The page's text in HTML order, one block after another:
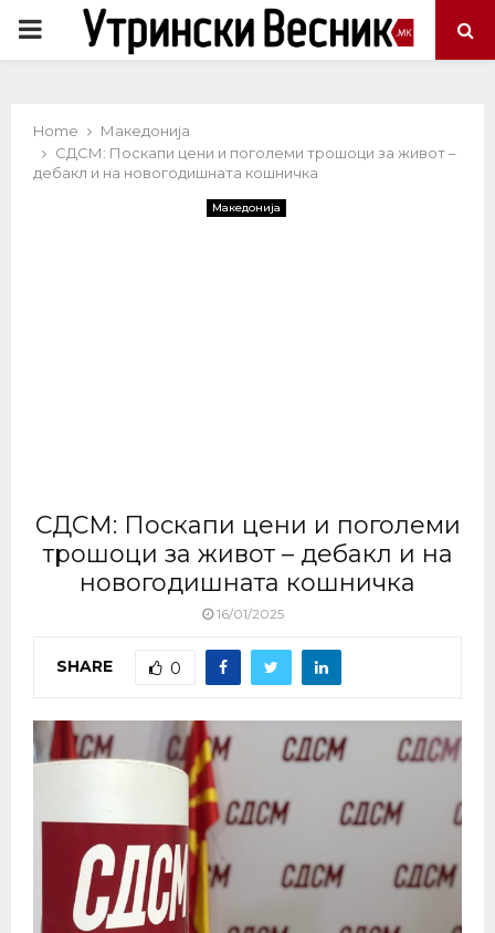
PRIMARY
Home
Македонија
СДСМ: Поскапи цени и поголеми трошоци за живот –
дебакл и на новогодишната кошничка
Македонија
СДСМ: Поскапи цени и поголеми
трошоци за живот – дебакл и на
новогодишната кошничка
16/01/2025
SHARE 0